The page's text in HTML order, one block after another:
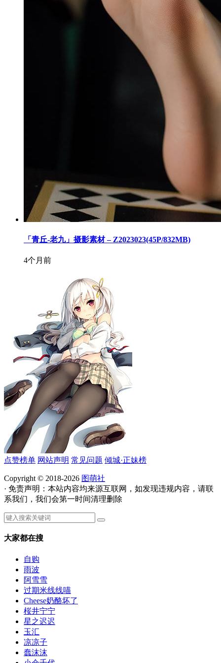
「青丘-老九」摄影素材 – Z2023023(45P/832MB)
4个月前
点赞榜单 网站声明 常见问题 倾城·正妹榜
Copyright © 2018-2026 图萌社
· 免责声明：本站内容均来源互联网，如发现违规内容，请联
系我们，我们会第一时间清理删除
大家都在搜
自购
雨波
阿雪雪
过期米线线喵
Cheese奶酪坏了
桜井宁宁
星之迟迟
玉汇
凉凉子
蠢沫沫